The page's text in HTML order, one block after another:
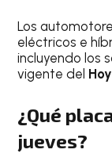
Los
eléctricos e
incluyendo los
vigente del
¿Qué
jueves?